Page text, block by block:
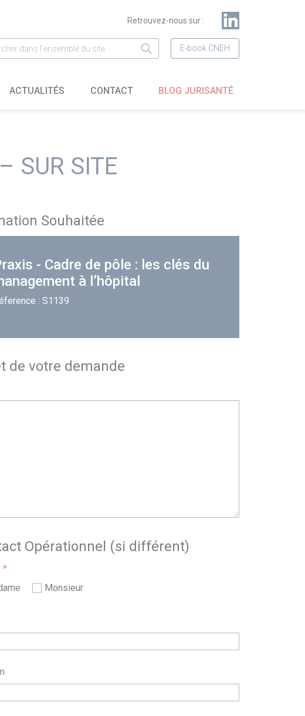
Retrouvez-nous sur :
E-book CNEH
ACTUALITÉS CONTACT BLOG JURISANTÉ
SUR SITE
Souhaitée
- Cadre de pôle : les clés du
à l’hôpital
: S1139
de votre demande
Opérationnel (si différent)
*
Monsieur